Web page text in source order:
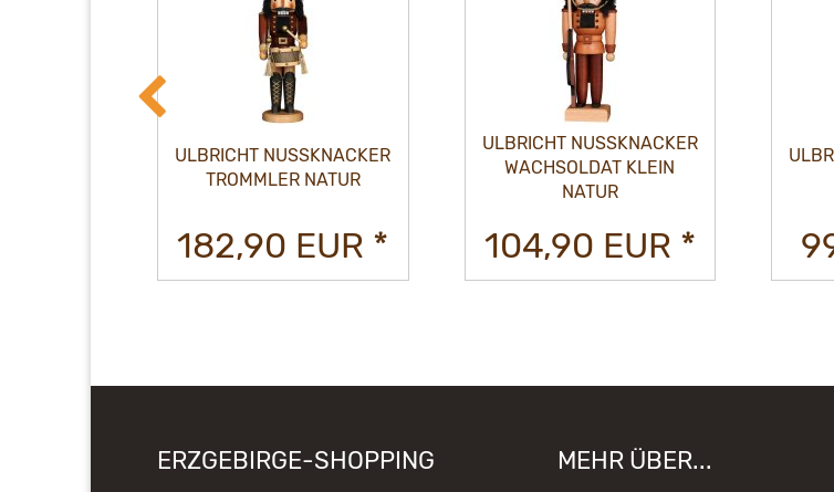
ULBRICHT NUSSKNACKER
TROMMLER NATUR
182,90 EUR *
ULBRICHT NUSSKNACKER
WACHSOLDAT KLEIN
NATUR
104,90 EUR *
ERZGEBIRGE-SHOPPING MEHR ÜBER...